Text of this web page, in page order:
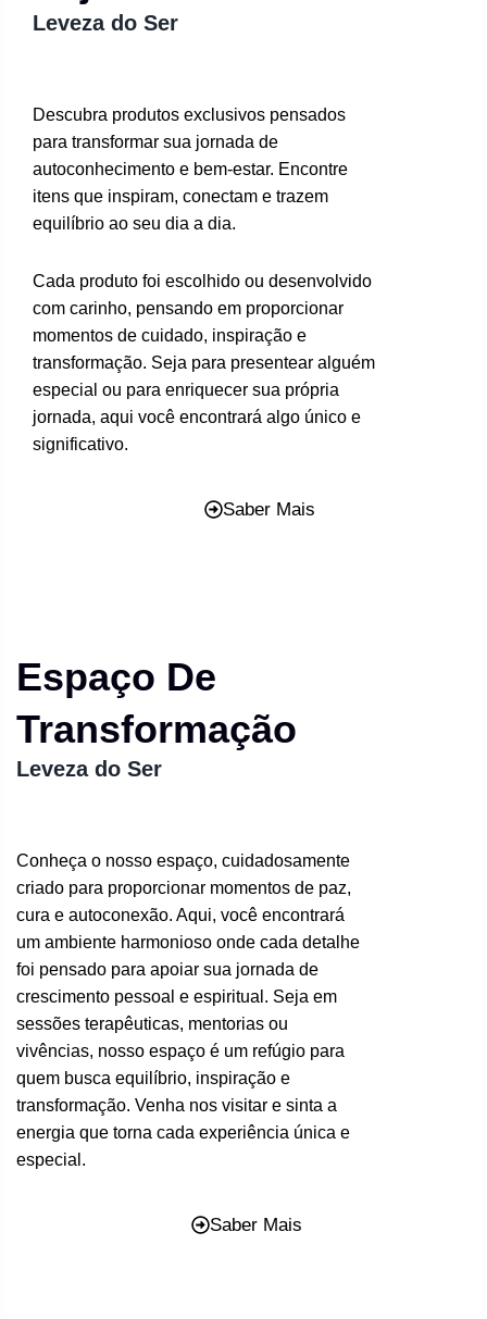
Leveza do Ser
Descubra produtos exclusivos pensados
para transformar sua jornada de
autoconhecimento e bem-estar. Encontre
itens que inspiram, conectam e trazem
equilíbrio ao seu dia a dia.
Cada produto foi escolhido ou desenvolvido
com carinho, pensando em proporcionar
momentos de cuidado, inspiração e
transformação. Seja para presentear alguém
especial ou para enriquecer sua própria
jornada, aqui você encontrará algo único e
significativo.
Saber Mais
Espaço De
Transformação
Leveza do Ser
Conheça o nosso espaço, cuidadosamente
criado para proporcionar momentos de paz,
cura e autoconexão. Aqui, você encontrará
um ambiente harmonioso onde cada detalhe
foi pensado para apoiar sua jornada de
crescimento pessoal e espiritual. Seja em
sessões terapêuticas, mentorias ou
vivências, nosso espaço é um refúgio para
quem busca equilíbrio, inspiração e
transformação. Venha nos visitar e sinta a
energia que torna cada experiência única e
especial.
Saber Mais